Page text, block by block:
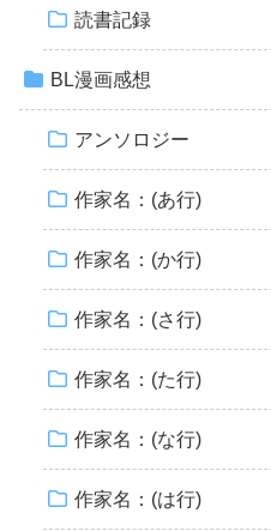
読書記録
BL漫画感想
アンソロジー
作家名：(あ行)
作家名：(か行)
作家名：(さ行)
作家名：(た行)
作家名：(な行)
作家名：(は行)